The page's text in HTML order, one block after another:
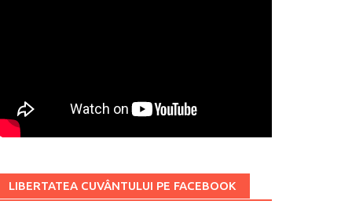
LIBERTATEA CUVÂNTULUI PE FACEBOOK